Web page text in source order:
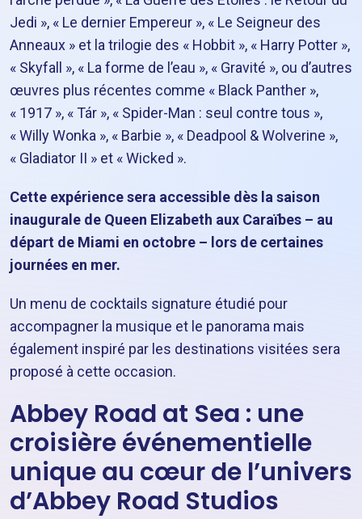
Jedi », « Le dernier Empereur », « Le Seigneur des
Anneaux » et la trilogie des « Hobbit », « Harry Potter »,
« Skyfall », « La forme de l’eau », « Gravité », ou d’autres
œuvres plus récentes comme « Black Panther »,
« 1917 », « Tár », « Spider-Man : seul contre tous »,
« Willy Wonka », « Barbie », « Deadpool & Wolverine »,
« Gladiator II » et « Wicked ».
Cette expérience sera accessible dès la saison
inaugurale de Queen Elizabeth aux Caraïbes – au
départ de Miami en octobre – lors de certaines
journées en mer.
Un menu de cocktails signature étudié pour
accompagner la musique et le panorama mais
également inspiré par les destinations visitées sera
proposé à cette occasion.
Abbey Road at Sea : une
croisière événementielle
unique au cœur de l’univers
d’Abbey Road Studios